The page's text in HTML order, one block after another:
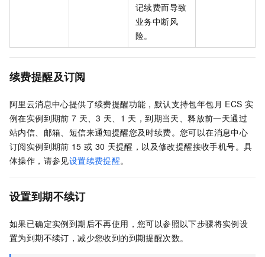
记续费而导致
业务中断风
险。
续费提醒及订阅
阿里云消息中心提供了续费提醒功能，默认支持包年包月 ECS 实
例在实例到期前 7 天、3 天、1 天，到期当天、释放前一天通过
站内信、邮箱、短信来通知提醒您及时续费。您可以在消息中心
订阅实例到期前 15 或 30 天提醒，以及修改提醒接收手机号。具
体操作，请参见设置续费提醒。
设置到期不续订
如果已确定实例到期后不再使用，您可以参照以下步骤将实例设
置为到期不续订，减少您收到的到期提醒次数。